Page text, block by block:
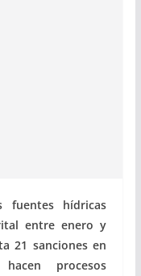
fuentes hídricas
entre enero y
21 sanciones en
procesos